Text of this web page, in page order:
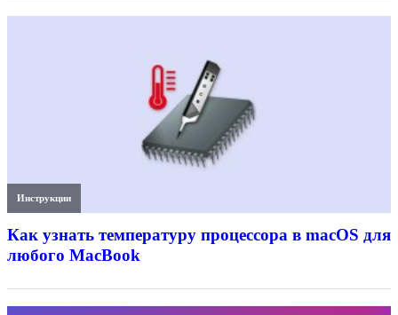
Инструкции
Как узнать температуру процессора в macOS для
любого MacBook